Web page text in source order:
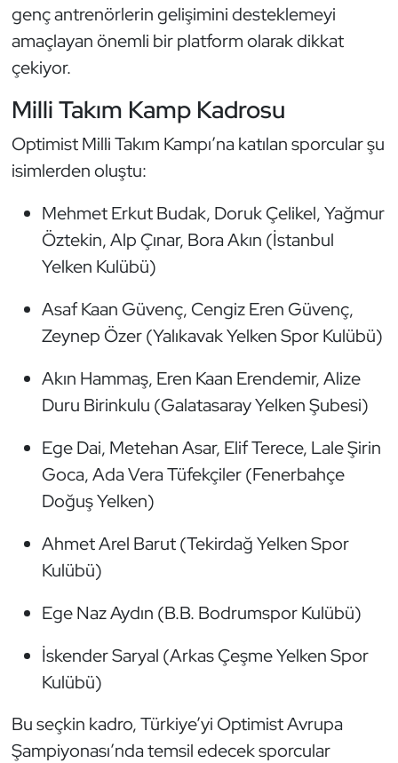
genç antrenörlerin gelişimini desteklemeyi
amaçlayan önemli bir platform olarak dikkat
çekiyor.
Milli Takım Kamp Kadrosu
Optimist Milli Takım Kampı’na katılan sporcular şu
isimlerden oluştu:
Mehmet Erkut Budak, Doruk Çelikel, Yağmur
Öztekin, Alp Çınar, Bora Akın (İstanbul
Yelken Kulübü)
Asaf Kaan Güvenç, Cengiz Eren Güvenç,
Zeynep Özer (Yalıkavak Yelken Spor Kulübü)
Akın Hammaş, Eren Kaan Erendemir, Alize
Duru Birinkulu (Galatasaray Yelken Şubesi)
Ege Dai, Metehan Asar, Elif Terece, Lale Şirin
Goca, Ada Vera Tüfekçiler (Fenerbahçe
Doğuş Yelken)
Ahmet Arel Barut (Tekirdağ Yelken Spor
Kulübü)
Ege Naz Aydın (B.B. Bodrumspor Kulübü)
İskender Saryal (Arkas Çeşme Yelken Spor
Kulübü)
Bu seçkin kadro, Türkiye’yi Optimist Avrupa
Şampiyonası’nda temsil edecek sporcular
Kick Boks
Kürek
Masa Tenisi
Modern Pentatlon
Motor Sporları
Muay Thai
Okçuluk
Optimist
Oryantiring
Özel Sporcular
Paralimpik
Satranç
Su Topu
Sualtı Sporları
Tenis